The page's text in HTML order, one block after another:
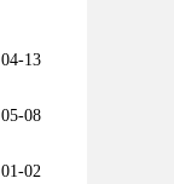
04-13
05-08
01-02